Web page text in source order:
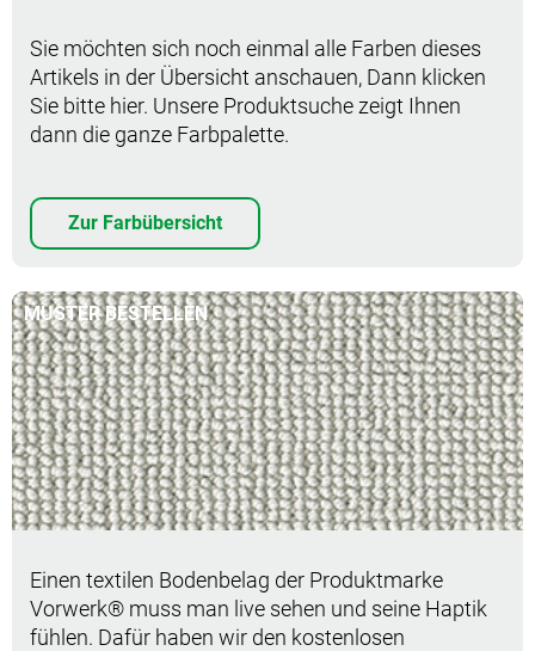
Sie möchten sich noch einmal alle Farben dieses
Artikels in der Übersicht anschauen, Dann klicken
Sie bitte hier. Unsere Produktsuche zeigt Ihnen
dann die ganze Farbpalette.
Zur Farbübersicht
MUSTER BESTELLEN
Muster bestellen
Einen textilen Bodenbelag der Produktmarke
Vorwerk® muss man live sehen und seine Haptik
fühlen. Dafür haben wir den kostenlosen